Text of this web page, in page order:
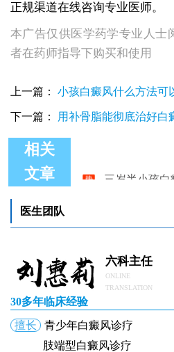
正规渠道在线咨询专业医师。
本广告仅供医学药学专业人士
者在药师指导下购买和使用
上一篇： 小孩白癜风什么方法可
下一篇： 用补骨脂能彻底治好白
相关
文章
医生团队
六科主任
ONLINE
TRANSLATION
30多年临床经验
擅长
青少年白癜风诊疗
肢端型白癜风诊疗